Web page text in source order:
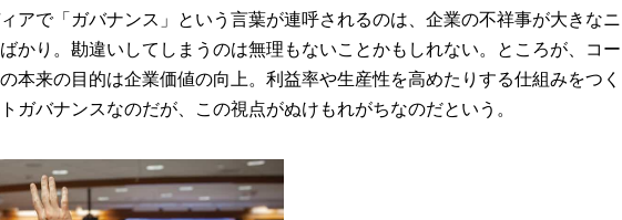
アで「ガバナンス」という言葉が連呼されるのは、企業の不祥事が大きなニ
かり。勘違いしてしまうのは無理もないことかもしれない。ところが、コー
本来の目的は企業価値の向上。利益率や生産性を高めたりする仕組みをつく
ガバナンスなのだが、この視点がぬけもれがちなのだという。